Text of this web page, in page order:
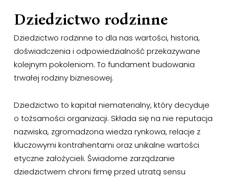
Dziedzictwo rodzinne
Dziedzictwo rodzinne to dla nas wartości, historia,
doświadczenia i odpowiedzialność przekazywane
kolejnym pokoleniom. To fundament budowania
trwałej rodziny biznesowej.
Dziedzictwo to kapitał niematerialny, który decyduje
o tożsamości organizacji. Składa się na nie reputacja
nazwiska, zgromadzona wiedza rynkowa, relacje z
kluczowymi kontrahentami oraz unikalne wartości
etyczne założycieli. Świadome zarządzanie
dziedzictwem chroni firmę przed utratą sensu